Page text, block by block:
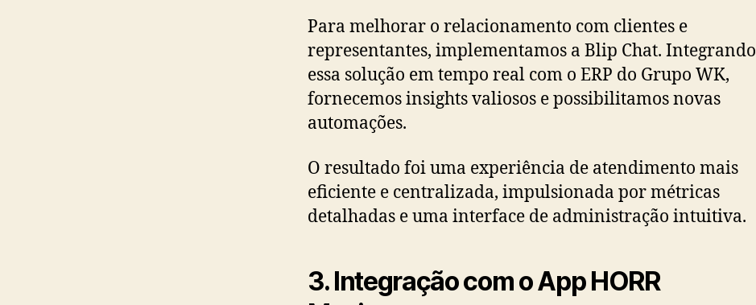
Para melhorar o relacionamento com clientes e
representantes, implementamos a Blip Chat. Integrando
essa solução em tempo real com o ERP do Grupo WK,
fornecemos insights valiosos e possibilitamos novas
automações.
O resultado foi uma experiência de atendimento mais
eficiente e centralizada, impulsionada por métricas
detalhadas e uma interface de administração intuitiva.
3. Integração com o App HORR